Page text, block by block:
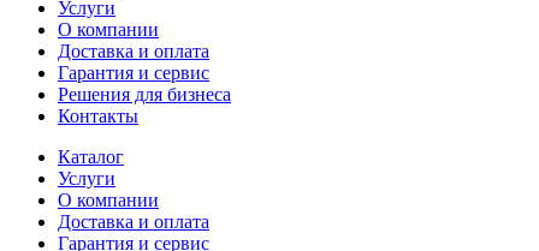
Услуги
О компании
Доставка и оплата
Гарантия и сервис
Решения для бизнеса
Контакты
Каталог
Услуги
О компании
Доставка и оплата
Гарантия и сервис